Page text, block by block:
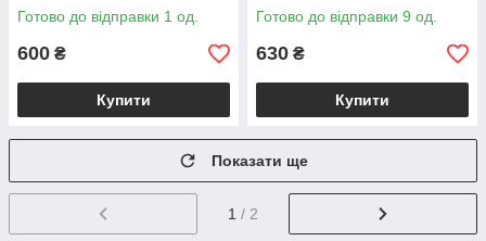
Готово до відправки 1 од.
600 ₴
Купити
Готово до відправки 9 од.
630 ₴
Купити
Показати ще
1 / 2